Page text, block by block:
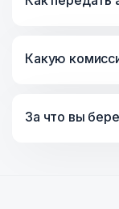
Какую
За что вы